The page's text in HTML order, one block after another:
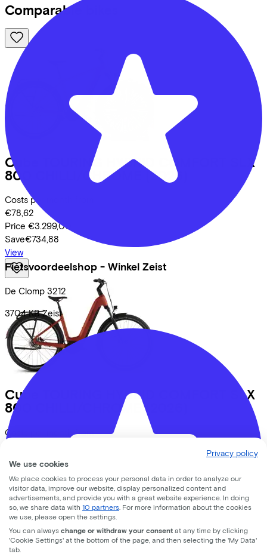
Fietsvoordeelshop - Winkel Zeist
De Clomp 3212
3704 KB Zeist
Comparable bikes
Cube
TOURING HYBRID COMFORT SLX
800 CHILLI/CHROME
(2026)
Costs per month from
€78,62
Price €3.299,00
Save€734,88
View
Cube
TOURING HYBRID COMFORT SLX
800 CHILLI/CHROME
(2026)
Costs per month from
Price
€3.299,00
View
Privacy policy
We use cookies
We place cookies to process your personal data in order to analyze our
visitor data, improve our website, display personalized content and
advertisements, and provide you with a great website experience. In doing
so, we share data with 10 partners . For more information about the cookies
we use, please open the settings.
You can always change or withdraw your consent at any time by clicking
'Cookie Settings' at the bottom of the page, and then selecting the 'My Data'
tab.